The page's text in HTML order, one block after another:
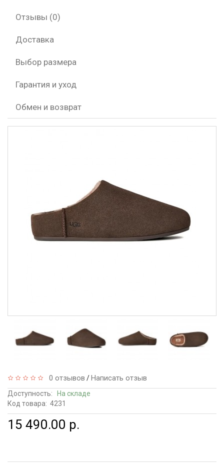
Отзывы (0)
Доставка
Выбор размера
Гарантия и уход
Обмен и возврат
0 отзывов /Написать отзыв
Доступность:
На складе
Код товара: 4231
15 490.00 р.